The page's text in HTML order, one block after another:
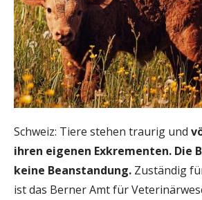
Schweiz: Tiere stehen traurig und
ihren eigenen Exkrementen. Die
keine Beanstandung. Zuständig
ist das Berner Amt für